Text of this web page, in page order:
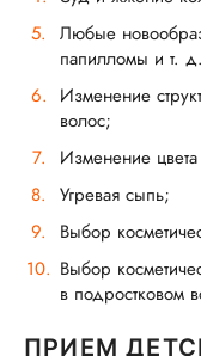
Любые
папилломы и т.
Изменение
волос;
Изменение
Угревая сыпь;
Выбор
Выбор
в подростковом
ПРИЕМ